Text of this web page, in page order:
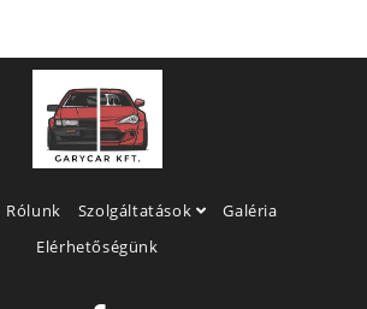
Rólunk Szolgáltatások
Galéria
Elérhetőségünk